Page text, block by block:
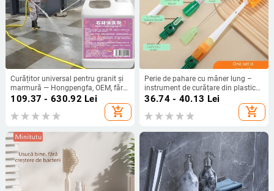
Curățitor universal pentru granit și
marmură — Hongpengfa, OEM, fără
importuri
109.37 - 630.92 Lei
add_shopping_cart
Perie de pahare cu mâner lung –
instrument de curățare din plastic
pentru pahare, sticle, capace și paie
36.74 - 40.13 Lei
add_shopping_cart